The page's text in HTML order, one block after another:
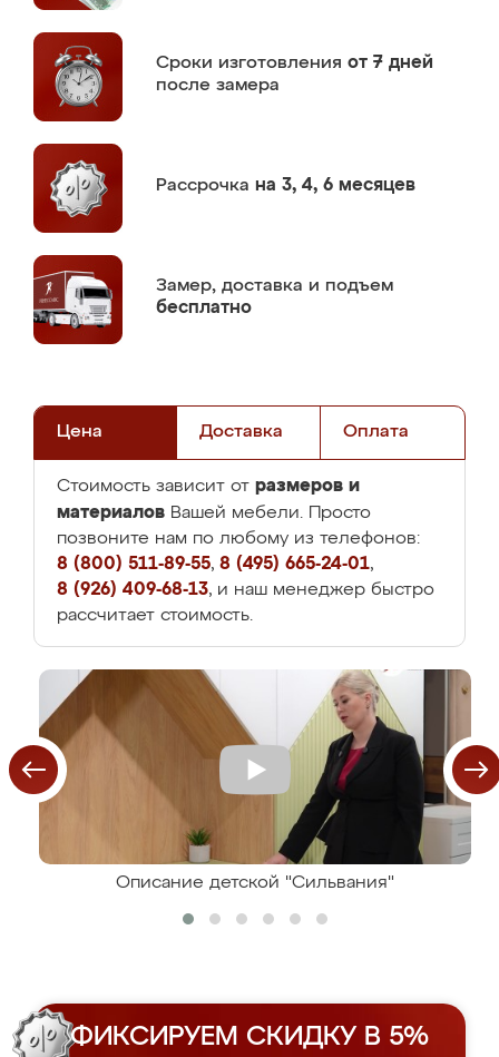
Сроки изготовления от 7 дней
после замера
Рассрочка на 3, 4, 6 месяцев
Замер, доставка и подъем
бесплатно
Цена Доставка Оплата
Стоимость зависит от размеров и
материалов Вашей мебели. Просто
позвоните нам по любому из телефонов:
8 (800) 511-89-55, 8 (495) 665-24-01,
8 (926) 409-68-13, и наш менеджер быстро
рассчитает стоимость.
Описание детской "Сильвания"
ФИКСИРУЕМ СКИДКУ В 5%